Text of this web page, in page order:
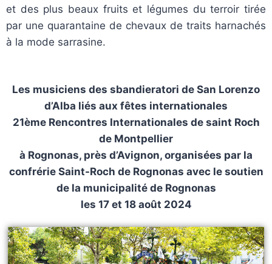
et des plus beaux fruits et légumes du terroir tirée
par une quarantaine de chevaux de traits harnachés
à la mode sarrasine.
Les musiciens des sbandieratori de San Lorenzo
d’Alba liés aux fêtes internationales
21ème Rencontres Internationales de saint Roch
de Montpellier
à Rognonas, près d’Avignon, organisées par la
confrérie Saint-Roch de Rognonas avec le soutien
de la municipalité de Rognonas
les 17 et 18 août 2024